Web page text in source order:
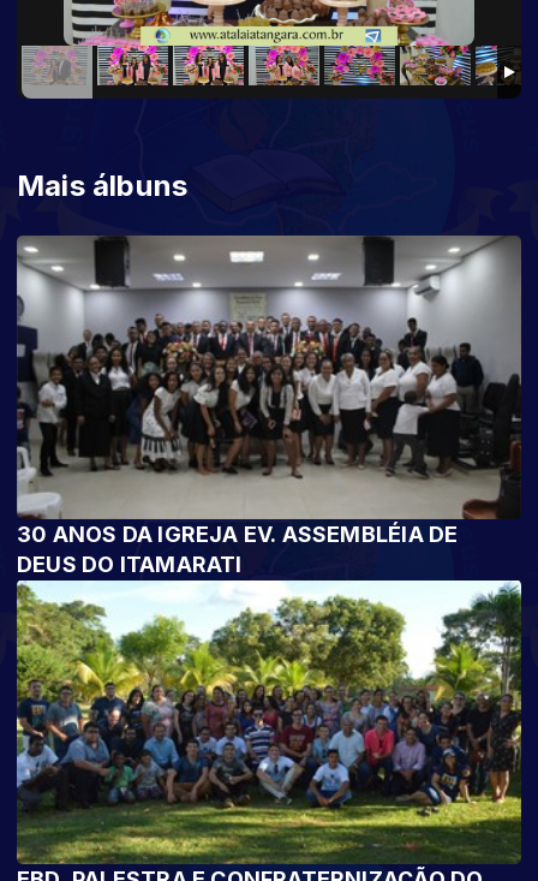
Mais álbuns
30 ANOS DA IGREJA EV. ASSEMBLÉIA DE
DEUS DO ITAMARATI